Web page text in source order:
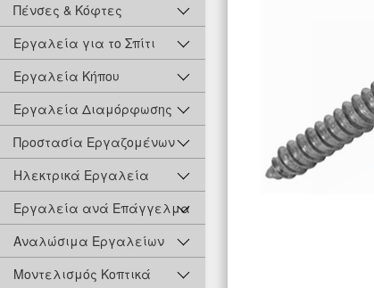
Πένσες & Κόφτες
Εργαλεία για το Σπίτι
Εργαλεία Κήπου
Εργαλεία Διαμόρφωσης
Προστασία Εργαζομένων
Ηλεκτρικά Εργαλεία
Εργαλεία ανά Επάγγελμα
Αναλώσιμα Εργαλείων
Μοντελισμός Κοπτικά